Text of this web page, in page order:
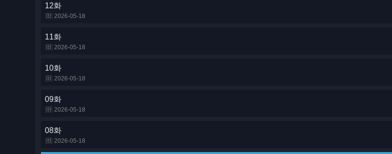
12화
2026-05-18
11화
2026-05-18
10화
2026-05-18
09화
2026-05-18
08화
2026-05-18